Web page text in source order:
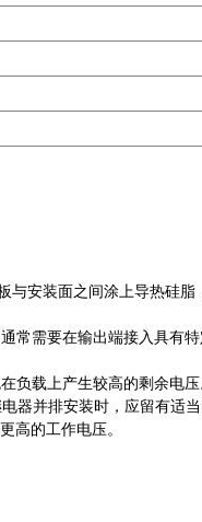
与安装面之间涂上导热硅
常需要在输出端接入具有
负载上产生较高的剩余电压
器并排安装时，应留有适当
高的工作电压。